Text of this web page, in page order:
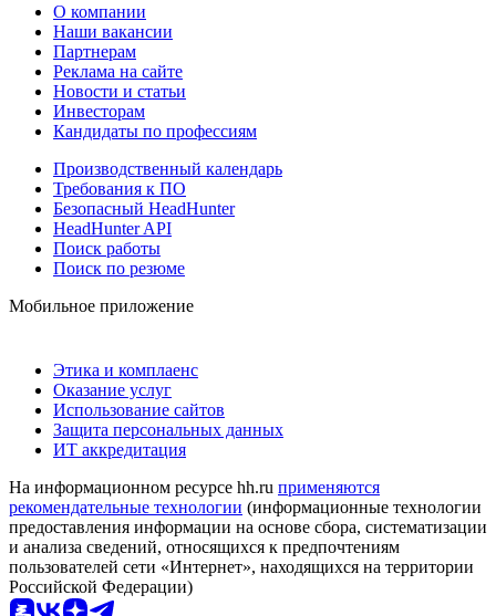
О компании
Наши вакансии
Партнерам
Реклама на сайте
Новости и статьи
Инвесторам
Кандидаты по профессиям
Производственный календарь
Требования к ПО
Безопасный HeadHunter
HeadHunter API
Поиск работы
Поиск по резюме
Мобильное приложение
Этика и комплаенс
Оказание услуг
Использование сайтов
Защита персональных данных
ИТ аккредитация
На информационном ресурсе hh.ru применяются
рекомендательные технологии (информационные технологии
предоставления информации на основе сбора, систематизации
и анализа сведений, относящихся к предпочтениям
пользователей сети «Интернет», находящихся на территории
Российской Федерации)